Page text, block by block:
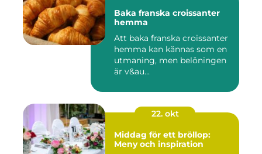
Baka franska croissanter
hemma
Att baka franska croissanter
hemma kan kännas som en
utmaning, men belöningen
är v&au...
22. okt
Middag för ett bröllop:
Meny och inspiration